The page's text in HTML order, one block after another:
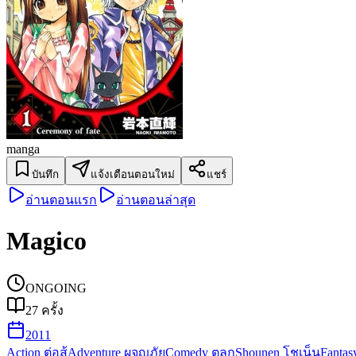
manga
บันทึก แจ้งเตือนตอนใหม่ แชร์
อ่านตอนแรก อ่านตอนล่าสุด
Magico
ONGOING
27 ครั้ง
2011
Action ต่อสู้Adventure ผจญภัยComedy ตลกShounen โชเน็น